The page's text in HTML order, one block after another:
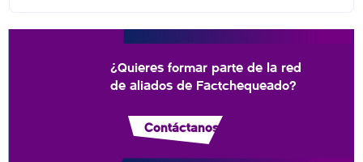
¿Quieres formar parte de la red
de aliados de Factchequeado?
Contáctanos